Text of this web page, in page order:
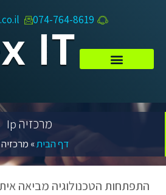
074-764-8619​
מרכזיה Ip
דף הבית» מרכזיה Ip
התפתחות הטכנולוגיה מביאה